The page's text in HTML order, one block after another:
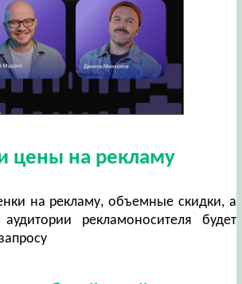
цены на рекламу
на рекламу, объемные скидки, а
рекламоносителя будет